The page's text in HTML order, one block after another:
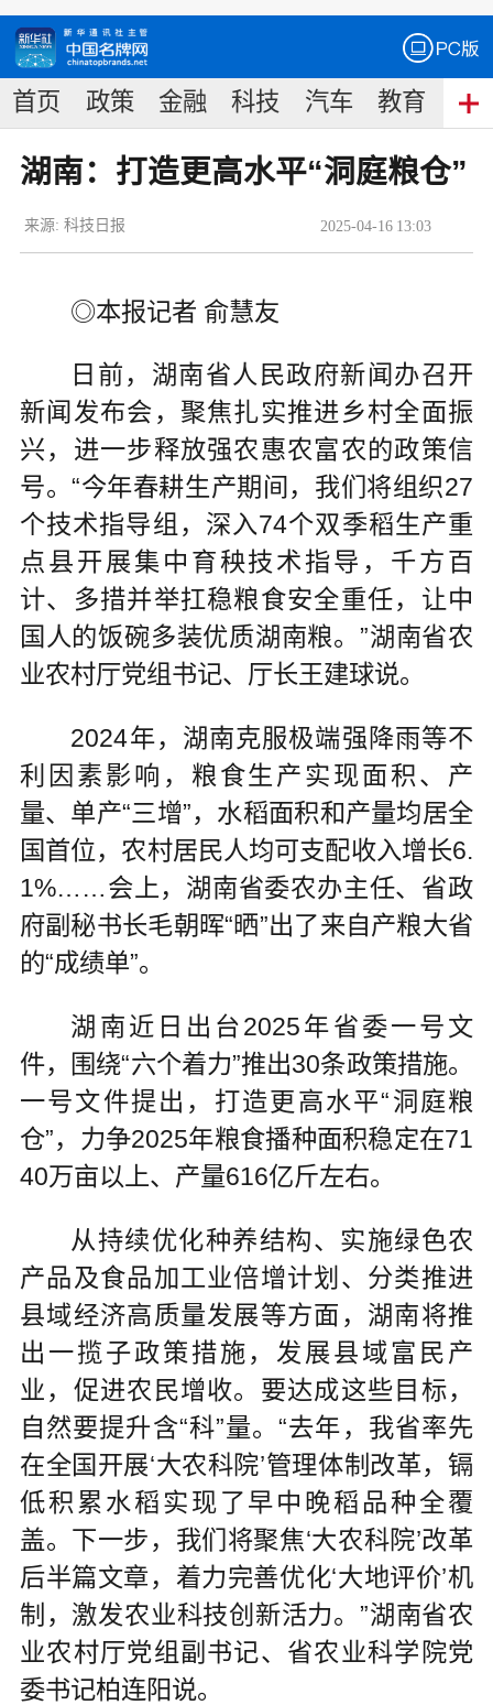
首页 政策 金融 科技 汽车 教育 食
湖南：打造更高水平“洞庭粮仓”
2025-04-16 13:03
来源: 科技日报
◎本报记者 俞慧友
日前，湖南省人民政府新闻办召开
新闻发布会，聚焦扎实推进乡村全面振
兴，进一步释放强农惠农富农的政策信
号。“今年春耕生产期间，我们将组织27
个技术指导组，深入74个双季稻生产重
点县开展集中育秧技术指导，千方百
计、多措并举扛稳粮食安全重任，让中
国人的饭碗多装优质湖南粮。”湖南省农
业农村厅党组书记、厅长王建球说。
2024年，湖南克服极端强降雨等不
利因素影响，粮食生产实现面积、产
量、单产“三增”，水稻面积和产量均居全
国首位，农村居民人均可支配收入增长6.
1%……会上，湖南省委农办主任、省政
府副秘书长毛朝晖“晒”出了来自产粮大省
的“成绩单”。
湖南近日出台2025年省委一号文
件，围绕“六个着力”推出30条政策措施。
一号文件提出，打造更高水平“洞庭粮
仓”，力争2025年粮食播种面积稳定在71
40万亩以上、产量616亿斤左右。
从持续优化种养结构、实施绿色农
产品及食品加工业倍增计划、分类推进
县域经济高质量发展等方面，湖南将推
出一揽子政策措施，发展县域富民产
业，促进农民增收。要达成这些目标，
自然要提升含“科”量。“去年，我省率先
在全国开展‘大农科院’管理体制改革，镉
低积累水稻实现了早中晚稻品种全覆
盖。下一步，我们将聚焦‘大农科院’改革
后半篇文章，着力完善优化‘大地评价’机
制，激发农业科技创新活力。”湖南省农
业农村厅党组副书记、省农业科学院党
委书记柏连阳说。